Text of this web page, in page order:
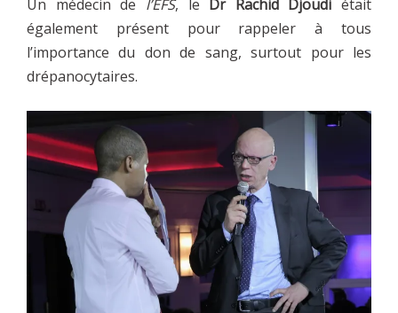
Un médecin de l’EFS, le Dr Rachid Djoudi était
également présent pour rappeler à tous
l’importance du don de sang, surtout pour les
drépanocytaires.